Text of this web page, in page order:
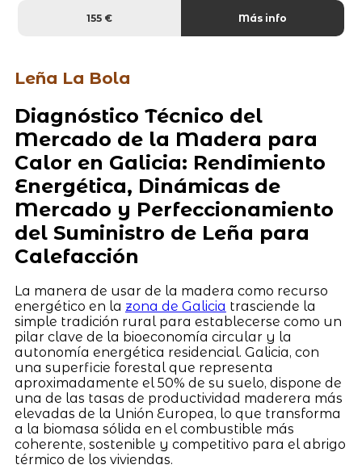
155 € Más info
Leña La Bola
Diagnóstico Técnico del
Mercado de la Madera para
Calor en Galicia: Rendimiento
Energética, Dinámicas de
Mercado y Perfeccionamiento
del Suministro de Leña para
Calefacción
La manera de usar de la madera como recurso
energético en la zona de Galicia trasciende la
simple tradición rural para establecerse como un
pilar clave de la bioeconomía circular y la
autonomía energética residencial. Galicia, con
una superficie forestal que representa
aproximadamente el 50% de su suelo, dispone de
una de las tasas de productividad maderera más
elevadas de la Unión Europea, lo que transforma
a la biomasa sólida en el combustible más
coherente, sostenible y competitivo para el abrigo
térmico de los viviendas.